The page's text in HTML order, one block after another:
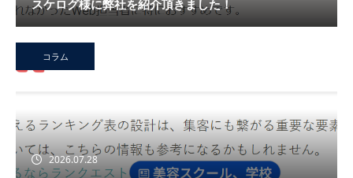
スケログ様に弊社を紹介頂きました！
コラム
2026.07.28